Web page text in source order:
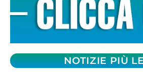
NOTIZIE PIÙ